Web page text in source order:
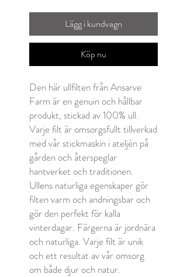
Lägg i kundvagn
Köp nu
Den här ullfilten från Ansarve
Farm är en genuin och hållbar
produkt, stickad av 100% ull.
Varje filt är omsorgsfullt tillverkad
med vår stickmaskin i ateljén på
gården och återspeglar
hantverket och traditionen.
Ullens naturliga egenskaper gör
filten varm och andningsbar och
gör den perfekt för kalla
vinterdagar. Färgerna är jordnära
och naturliga. Varje filt är unik
och ett resultat av vår omsorg
om både djur och natur.